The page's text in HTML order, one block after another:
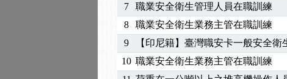
7 職業安全衛生管理人員在職訓練
8 職業安全衛生業務主管在職訓練
9 【印尼籍】臺灣職安卡一般安全衛
10 職業安全衛生業務主管在職訓練